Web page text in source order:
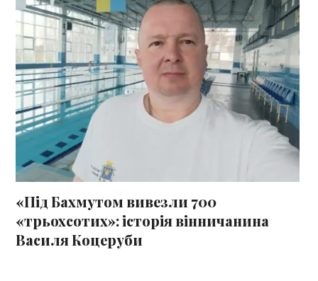
«Під Бахмутом вивезли 700
«трьохсотих»: історія вінничанина
Василя Коцеруби